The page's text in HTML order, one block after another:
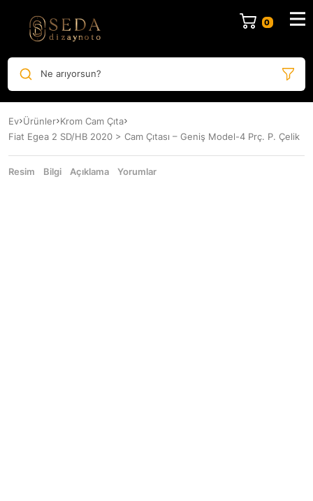
Ne arıyorsun?
Ev Ürünler Krom Cam Çıta
Fiat Egea 2 SD/HB 2020 > Cam Çıtası – Geniş Model-4 Prç. P. Çelik
Resim Bilgi Açıklama Yorumlar